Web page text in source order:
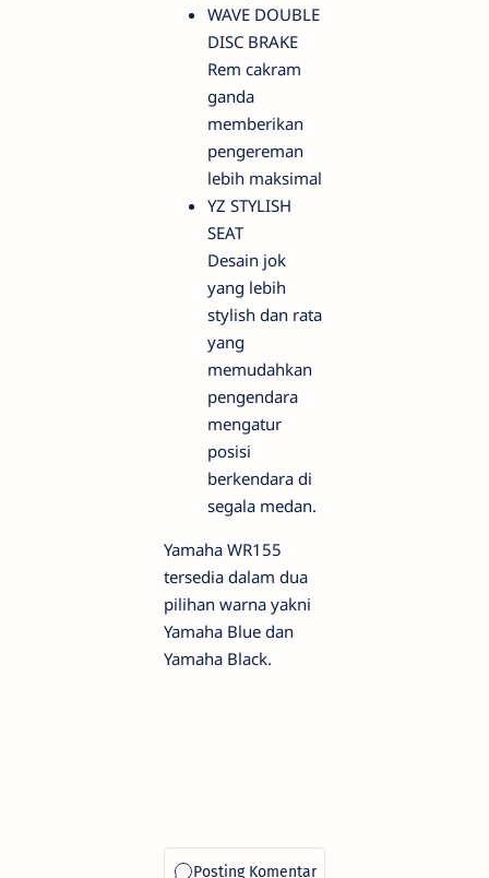
WAVE DOUBLE
DISC BRAKE
Rem cakram
ganda
memberikan
pengereman
lebih maksimal
YZ STYLISH
SEAT
Desain jok
yang lebih
stylish dan rata
yang
memudahkan
pengendara
mengatur
posisi
berkendara di
segala medan.
Yamaha WR155
tersedia dalam dua
pilihan warna yakni
Yamaha Blue dan
Yamaha Black.